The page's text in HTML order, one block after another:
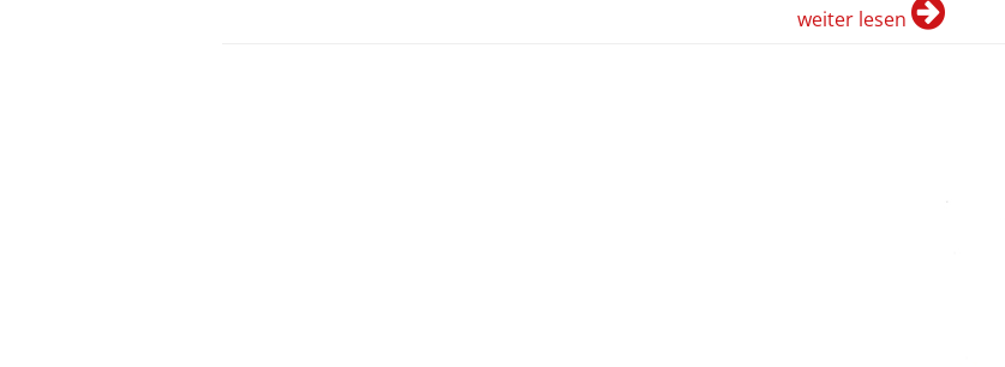
weiter lesen